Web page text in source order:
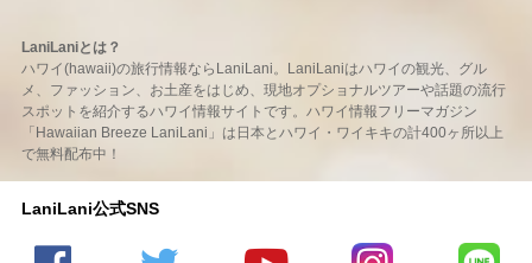
LaniLaniとは？
ハワイ(hawaii)の旅行情報ならLaniLani。LaniLaniはハワイの観光、グル
メ、ファッション、お土産をはじめ、現地オプショナルツアーや話題の流行
スポットを紹介するハワイ情報サイトです。ハワイ情報フリーマガジン
「Hawaiian Breeze LaniLani」は日本とハワイ・ワイキキの計400ヶ所以上
で無料配布中！
LaniLani公式SNS